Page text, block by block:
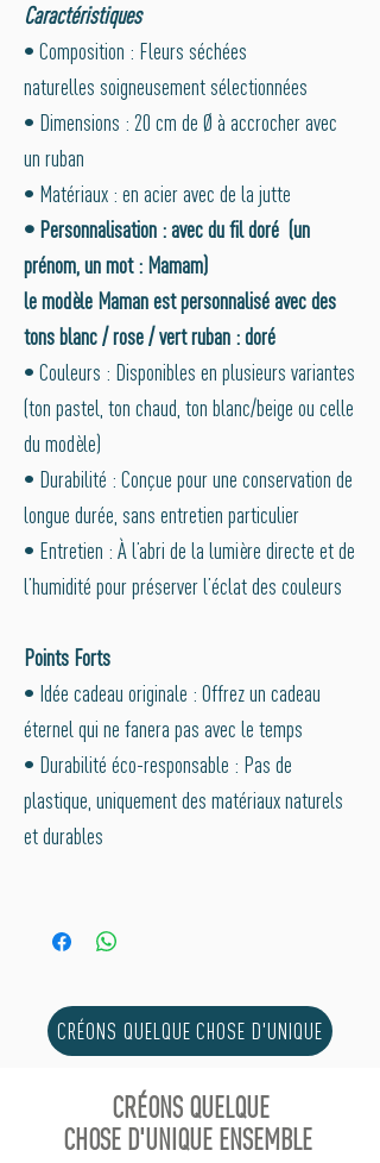
Caractéristiques
• Composition : Fleurs séchées
naturelles soigneusement sélectionnées
• Dimensions : 20 cm de Ø à accrocher avec
un ruban
• Matériaux : en acier avec de la jutte
• Personnalisation : avec du fil doré (un
prénom, un mot : Mamam)
le modèle Maman est personnalisé avec des
tons blanc / rose / vert ruban : doré
• Couleurs : Disponibles en plusieurs variantes
(ton pastel, ton chaud, ton blanc/beige ou celle
du modèle)
• Durabilité : Conçue pour une conservation de
longue durée, sans entretien particulier
• Entretien : À l’abri de la lumière directe et de
l’humidité pour préserver l’éclat des couleurs
Points Forts
• Idée cadeau originale : Offrez un cadeau
éternel qui ne fanera pas avec le temps
• Durabilité éco-responsable : Pas de
plastique, uniquement des matériaux naturels
et durables
CRÉONS QUELQUE CHOSE D'UNIQUE
CRÉONS QUELQUE
CHOSE D'UNIQUE ENSEMBLE